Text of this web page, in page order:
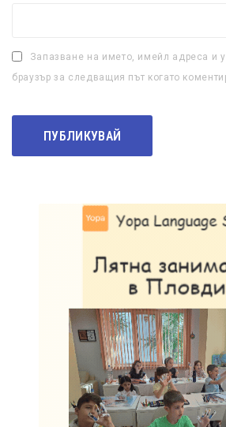
Запазване на името, имейл адреса и
браузър за следващия път когато